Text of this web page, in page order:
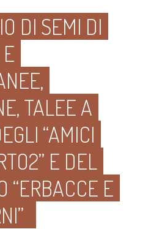
DI SEMI DI
TALEE A
“AMICI
E DEL
“ERBACCE E